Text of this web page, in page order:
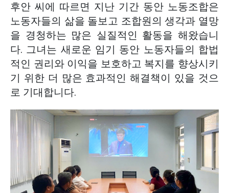
후안 씨에 따르면 지난 기간 동안 노동조합은
노동자들의 삶을 돌보고 조합원의 생각과 열망
을 경청하는 많은 실질적인 활동을 해왔습니
다. 그녀는 새로운 임기 동안 노동자들의 합법
적인 권리와 이익을 보호하고 복지를 향상시키
기 위한 더 많은 효과적인 해결책이 있을 것으
로 기대합니다.